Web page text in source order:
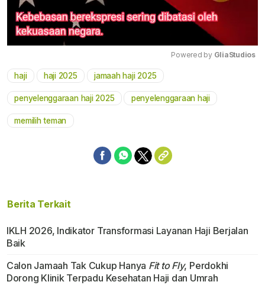
Powered by GliaStudios
haji haji 2025 jamaah haji 2025
penyelenggaraan haji 2025 penyelenggaraan haji
memilih teman
Berita Terkait
IKLH 2026, Indikator Transformasi Layanan Haji Berjalan
Baik
Calon Jamaah Tak Cukup Hanya Fit to Fly, Perdokhi
Dorong Klinik Terpadu Kesehatan Haji dan Umrah